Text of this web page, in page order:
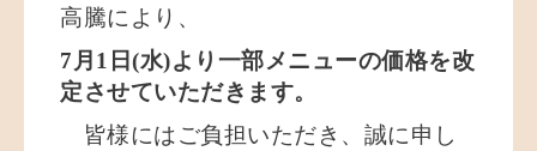
高騰により、
7月1日(水)より一部メニューの価格を改
定させていただきます。
皆様にはご負担いただき、誠に申し